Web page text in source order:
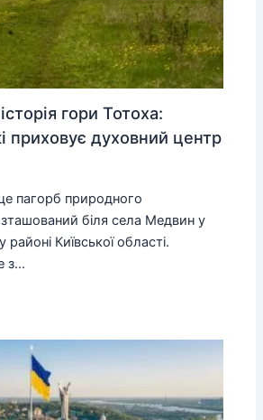
гори Тотоха:
приховує духовний центр
пагорб природного
біля села Медвин у
Київської області.
з…